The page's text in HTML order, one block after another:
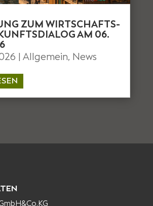
ZUM WIRTSCHAFTS-
AM 06.
| Allgemein, News